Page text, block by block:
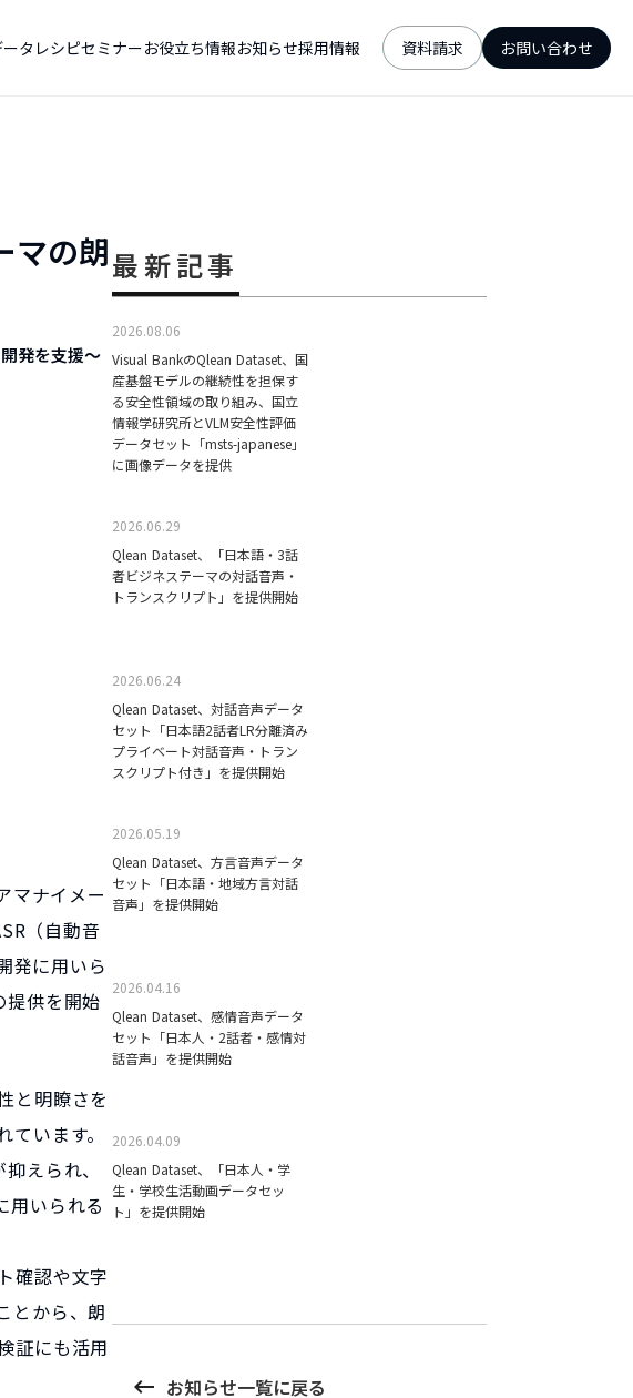
タレシピセミナーお役立ち情報お知らせ採用情報 資料請求 お問い合わせ
マの朗
発を支援〜
マナイメー
（自動音
発に用いら
提供を開始
と明瞭さを
います。
えられ、
用いられる
確認や文字
とから、朗
証にも活用
最新記事
2026.08.06
Visual BankのQlean Dataset、国
産基盤モデルの継続性を担保す
る安全性領域の取り組み、国立
情報学研究所とVLM安全性評価
データセット「msts-japanese」
に画像データを提供
2026.06.29
Qlean Dataset、「日本語・3話
者ビジネステーマの対話音声・
トランスクリプト」を提供開始
2026.06.24
Qlean Dataset、対話音声データ
セット「日本語2話者LR分離済み
プライベート対話音声・トラン
スクリプト付き」を提供開始
2026.05.19
Qlean Dataset、方言音声データ
セット「日本語・地域方言対話
音声」を提供開始
2026.04.16
Qlean Dataset、感情音声データ
セット「日本人・2話者・感情対
話音声」を提供開始
2026.04.09
Qlean Dataset、「日本人・学
生・学校生活動画データセッ
ト」を提供開始
keyboard_backspace お知らせ一覧に戻る